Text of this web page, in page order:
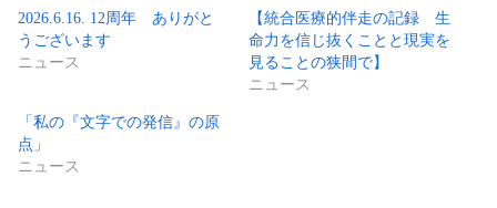
2026.6.16. 12周年 ありがと
うございます
ニュース
【統合医療的伴走の記録 生
命力を信じ抜くことと現実を
見ることの狭間で】
ニュース
「私の『文字での発信』の原
点」
ニュース